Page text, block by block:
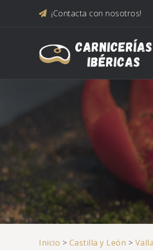
¡Contacta con nosotros!
Inicio > Castilla y León >